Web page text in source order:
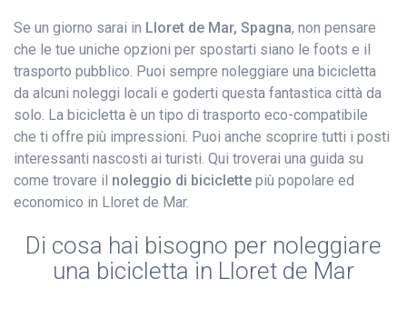
Se un giorno sarai in Lloret de Mar, Spagna, non pensare
che le tue uniche opzioni per spostarti siano le foots e il
trasporto pubblico. Puoi sempre noleggiare una bicicletta
da alcuni noleggi locali e goderti questa fantastica città da
solo. La bicicletta è un tipo di trasporto eco-compatibile
che ti offre più impressioni. Puoi anche scoprire tutti i posti
interessanti nascosti ai turisti. Qui troverai una guida su
come trovare il noleggio di biciclette più popolare ed
economico in Lloret de Mar.
Di cosa hai bisogno per noleggiare
una bicicletta in Lloret de Mar